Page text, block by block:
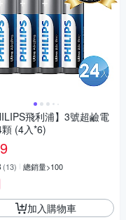
飛利浦】3號超鹼電
(4入*6)
(13) 總銷量>100
加入購物車